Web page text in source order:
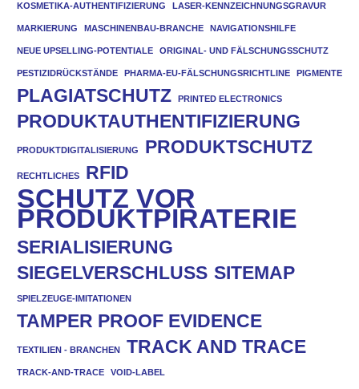
KOSMETIKA-AUTHENTIFIZIERUNG LASER-KENNZEICHNUNGSGRAVUR
MARKIERUNG MASCHINENBAU-BRANCHE NAVIGATIONSHILFE
NEUE UPSELLING-POTENTIALE ORIGINAL- UND FÄLSCHUNGSSCHUTZ
PESTIZIDRÜCKSTÄNDE PHARMA-EU-FÄLSCHUNGSRICHTLINE PIGMENTE
PLAGIATSCHUTZ PRINTED ELECTRONICS
PRODUKTAUTHENTIFIZIERUNG
PRODUKTDIGITALISIERUNG PRODUKTSCHUTZ
RECHTLICHES RFID
SCHUTZ VOR
PRODUKTPIRATERIE
SERIALISIERUNG
SIEGELVERSCHLUSS SITEMAP
SPIELZEUGE-IMITATIONEN
TAMPER PROOF EVIDENCE
TEXTILIEN - BRANCHEN TRACK AND TRACE
TRACK-AND-TRACE VOID-LABEL